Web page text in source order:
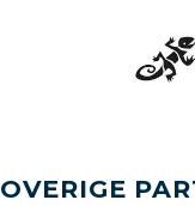
OVERIGE